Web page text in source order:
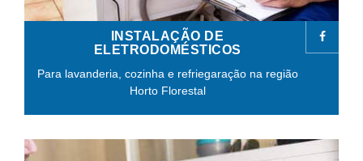
INSTALAÇÃO DE
ELETRODOMÉSTICOS
Para lavanderia, cozinha e refriegaração na região
Horto Florestal